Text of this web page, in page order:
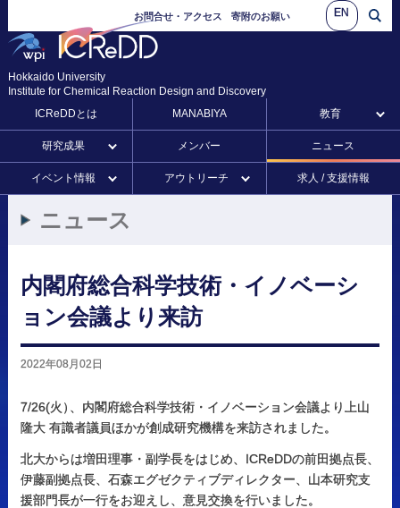
お問合せ・アクセス 寄附のお願い EN
Hokkaido University
Institute for Chemical Reaction Design and Discovery
ICReDDとは
MANABIYA 教育
研究成果 メンバー ニュース
イベント情報 アウトリーチ 求人 / 支援情報
ニュース
内閣府総合科学技術・ イノベーシ
ョン会議より 来訪
2022年08月02日
7/26(火 ） 、内閣府総合科学技術・イノベーション会議より上山
隆大 有識者議員ほかが創成研究機構を来訪されました。
北大からは増田理事・副学長をはじめ、ICReDDの前田拠点長、
伊藤副拠点長、石森エグゼクティブディレクター、山本研究支
援部門長が一行をお迎えし、意見交換を行いました。